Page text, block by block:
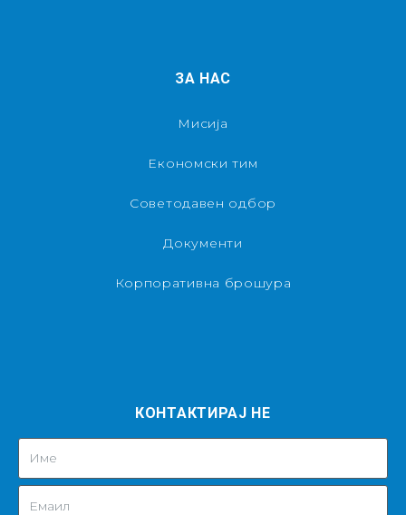
ЗА НАС
Мисија
Економски тим
Советодавен одбор
Документи
Корпоративна брошура
КОНТАКТИРАЈ НЕ